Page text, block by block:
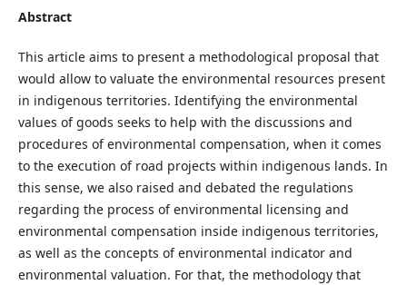
Abstract
This article aims to present a methodological proposal that
would allow to valuate the environmental resources present
in indigenous territories. Identifying the environmental
values of goods seeks to help with the discussions and
procedures of environmental compensation, when it comes
to the execution of road projects within indigenous lands. In
this sense, we also raised and debated the regulations
regarding the process of environmental licensing and
environmental compensation inside indigenous territories,
as well as the concepts of environmental indicator and
environmental valuation. For that, the methodology that